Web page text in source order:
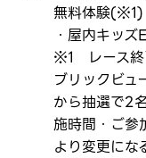
無料体験(※1)
・屋内キッ
※1 レース終
ブリックビュ
から抽選で2
施時間・ご参
より変更にな